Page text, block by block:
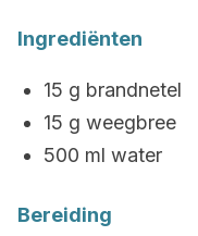
Ingrediënten
15 g brandnetel
15 g weegbree
500 ml water
Bereiding